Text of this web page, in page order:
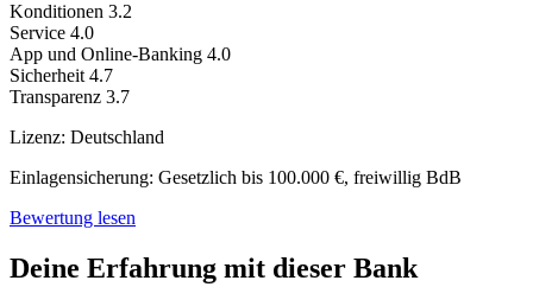
Konditionen 3.2
Service 4.0
App und Online-Banking 4.0
Sicherheit 4.7
Transparenz 3.7
Lizenz: Deutschland
Einlagensicherung: Gesetzlich bis 100.000 €, freiwillig BdB
Bewertung lesen
Deine Erfahrung mit dieser Bank